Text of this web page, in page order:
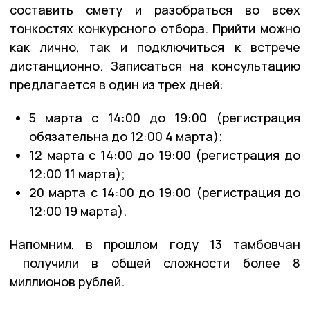
составить смету и разобраться во всех
тонкостях конкурсного отбора. Прийти можно
как лично, так и подключиться к встрече
дистанционно. Записаться на консультацию
предлагается в один из трех дней:
5 марта с 14:00 до 19:00 (регистрация
обязательна до 12:00 4 марта);
12 марта с 14:00 до 19:00 (регистрация до
12:00 11 марта);
20 марта с 14:00 до 19:00 (регистрация до
12:00 19 марта).
Напомним, в прошлом году 13 тамбовчан
получили в общей сложности более 8
миллионов рублей.